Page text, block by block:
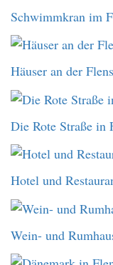
Schwimmkran im
Häuser an der
Die Rote Straße in
Hotel und
Wein- und